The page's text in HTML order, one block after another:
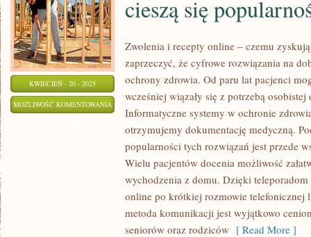
KWIECIEŃ - 20 - 2025
MOŻLIWOŚĆ KOMENTOWANIA
POPULARNOŚCIĄ
cieszą się
Zwolenia i recepty online – czemu
zaprzeczyć, że cyfrowe rozwiązania na
ochrony zdrowia. Od paru lat pacjenci
wcześniej wiązały się z potrzebą
Informatyczne systemy w ochronie
otrzymujemy dokumentację medyczną.
popularności tych rozwiązań jest przede
Wielu pacjentów docenia możliwość
wychodzenia z domu. Dzięki
online po krótkiej rozmowie telefonicznej
metoda komunikacji jest wyjątkowo
seniorów oraz rodziców [ Read More ]